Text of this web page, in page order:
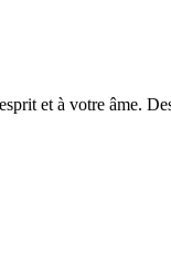
et à votre âme.